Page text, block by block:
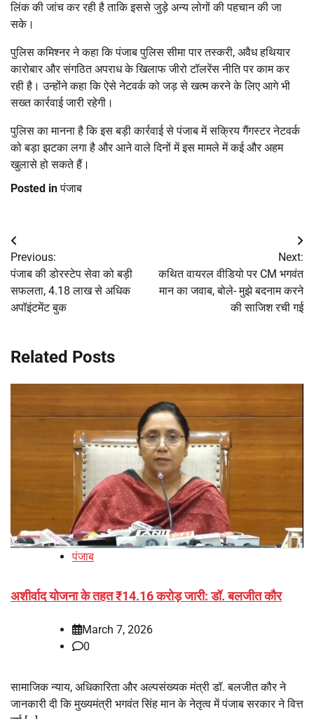
लिंक की जांच कर रही है ताकि इससे जुड़े अन्य लोगों की पहचान की जा
सके।
पुलिस कमिश्नर ने कहा कि पंजाब पुलिस सीमा पार तस्करी, अवैध हथियार
कारोबार और संगठित अपराध के खिलाफ जीरो टॉलरेंस नीति पर काम कर
रही है। उन्होंने कहा कि ऐसे नेटवर्क को जड़ से खत्म करने के लिए आगे भी
सख्त कार्रवाई जारी रहेगी।
पुलिस का मानना है कि इस बड़ी कार्रवाई से पंजाब में सक्रिय गैंगस्टर नेटवर्क
को बड़ा झटका लगा है और आने वाले दिनों में इस मामले में कई और अहम
खुलासे हो सकते हैं।
Posted inपंजाब
Post
navigation
Previous:
पंजाब की डोरस्टेप सेवा को बड़ी
सफलता, 4.18 लाख से अधिक
अपॉइंटमेंट बुक
Next:
कथित वायरल वीडियो पर CM भगवंत
मान का जवाब, बोले- मुझे बदनाम करने
की साजिश रची गई
Related Posts
पंजाब
अशीर्वाद योजना के तहत ₹14.16 करोड़ जारी: डॉ. बलजीत कौर
March 7, 2026
0
सामाजिक न्याय, अधिकारिता और अल्पसंख्यक मंत्री डॉ. बलजीत कौर ने
जानकारी दी कि मुख्यमंत्री भगवंत सिंह मान के नेतृत्व में पंजाब सरकार ने वित्त